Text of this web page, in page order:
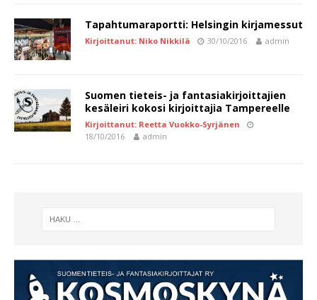
Tapahtumaraportti: Helsingin kirjamessut
Kirjoittanut: Niko Nikkilä 30/10/2016 admin
Suomen tieteis- ja fantasiakirjoittajien
kesäleiri kokosi kirjoittajia Tampereelle
Kirjoittanut: Reetta Vuokko-Syrjänen
18/10/2016
admin